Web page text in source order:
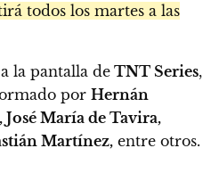
todos los martes a las
la pantalla de TNT Series,
por Hernán
María de Tavira,
Martínez, entre otros.